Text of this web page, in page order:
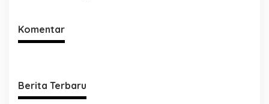
Komentar
Berita Terbaru